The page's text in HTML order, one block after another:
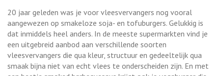
20 jaar geleden was je voor vleesvervangers nog vooral
aangewezen op smakeloze soja- en tofuburgers. Gelukkig is
dat inmiddels heel anders. In de meeste supermarkten vind je
een uitgebreid aanbod aan verschillende soorten
vleesvervangers die qua kleur, structuur en gedeeltelijk qua
smaak bijna niet van echt vlees te onderscheiden zijn. En met